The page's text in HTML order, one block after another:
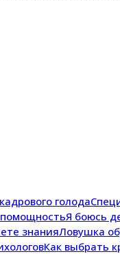
Я боюсь
Ловушка
Как выбрать